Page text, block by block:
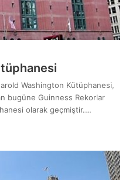
Washington Kütüphanesi,
bugüne Guinness Rekorlar
olarak geçmiştir.…